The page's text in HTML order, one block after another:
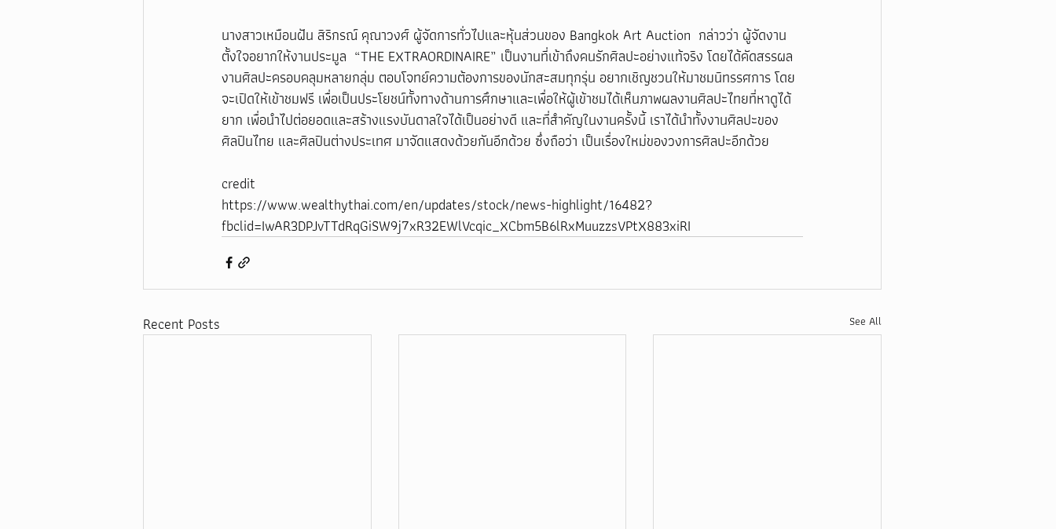
นางสาวเหมือนฝัน สิริกรณ์ คุณาวงศ์ ผู้จัดการทั่วไปและหุ้นส่วนของ Bangkok Art Auction  กล่าวว่า ผู้จัดงาน
ตั้งใจอยากให้งานประมูล  “THE EXTRAORDINAIRE” เป็นงานที่เข้าถึงคนรักศิลปะอย่างแท้จริง โดยได้คัดสรรผล
งานศิลปะครอบคลุมหลายกลุ่ม ตอบโจทย์ความต้องการของนักสะสมทุกรุ่น อยากเชิญชวนให้มาชมนิทรรศการ โดย
จะเปิดให้เข้าชมฟรี เพื่อเป็นประโยชน์ทั้งทางด้านการศึกษาและเพื่อให้ผู้เข้าชมได้เห็นภาพผลงานศิลปะไทยที่หาดูได้
ยาก เพื่อนำไปต่อยอดและสร้างแรงบันดาลใจได้เป็นอย่างดี และที่สำคัญในงานครั้งนี้ เราได้นำทั้งงานศิลปะของ
ศิลปินไทย และศิลปินต่างประเทศ มาจัดแสดงด้วยกันอีกด้วย ซึ่งถือว่า เป็นเรื่องใหม่ของวงการศิลปะอีกด้วย
credit
https://www.wealthythai.com/en/updates/stock/news-highlight/16482?
fbclid=IwAR3DPJvTTdRqGiSW9j7xR32EWlVcqic_XCbm5B6lRxMuuzzsVPtX883xiRI
Recent Posts See All